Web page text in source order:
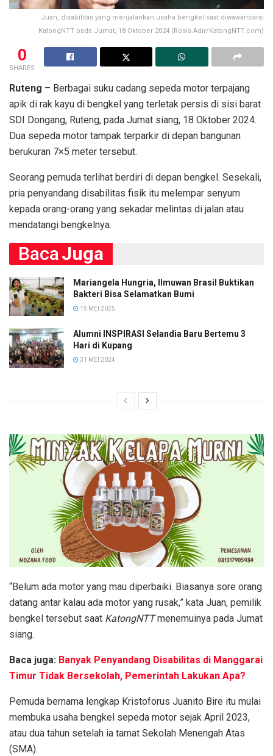
Juan, disabilitas yang menjalankan usaha bengkel saat diwawancarai
KatongNTT pada Jumat, 18 Oktober 2024 (Rosis Adir/KatongNTT.com)
0
SHARES
Ruteng – Berbagai suku cadang sepeda motor terpajang
apik di rak kayu di bengkel yang terletak persis di sisi barat
SDI Dongang, Ruteng, pada Jumat siang, 18 Oktober 2024.
Dua sepeda motor tampak terparkir di depan bangunan
berukuran 7×5 meter tersebut.
Seorang pemuda terlihat berdiri di depan bengkel. Sesekali,
pria penyandang disabilitas fisik itu melempar senyum
kepada orang-orang yang sekadar melintas di jalan atau
mendatangi bengkelnya.
BacaJuga
Mariangela Hungria, llmuwan Brasil Buktikan
Bakteri Bisa Selamatkan Bumi
15 MEI 2025
Alumni INSPIRASI Selandia Baru Bertemu 3
Hari di Kupang
31 MEI 2024
“Belum ada motor yang mau diperbaiki. Biasanya sore orang
datang antar kalau ada motor yang rusak,” kata Juan, pemilik
bengkel tersebut saat KatongNTTmenemuinya pada Jumat
siang.
Baca juga: Banyak Penyandang Disabilitas di Manggarai
Timur Tidak Bersekolah, Pemerintah Lakukan Apa?
Pemuda bernama lengkap Kristoforus Juanito Bire itu mulai
membuka usaha bengkel sepeda motor sejak April 2023,
atau dua tahun setelah ia tamat Sekolah Menengah Atas
(SMA).